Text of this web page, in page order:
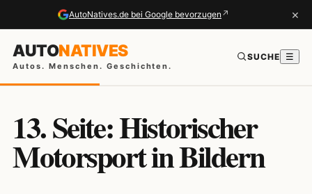
AutoNatives.de bei Google bevorzugen ↗ ×
AUTONATIVES
Autos. Menschen. Geschichten.
SUCHE ☰
13. Seite: Historischer
Motorsport in Bildern